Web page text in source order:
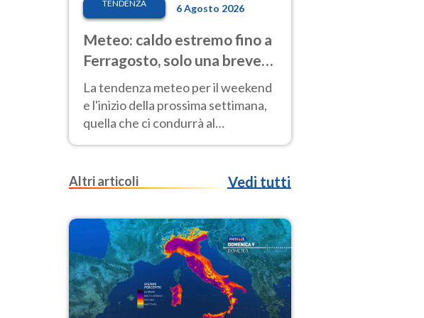
TENDENZA 6 Agosto 2026
Meteo: caldo estremo fino a
Ferragosto, solo una breve
pausa. Ecco dove
La tendenza meteo per il weekend
e l'inizio della prossima settimana,
quella che ci condurrà al
Ferragosto, vede ancora
Altri articoli
Vedi tutti